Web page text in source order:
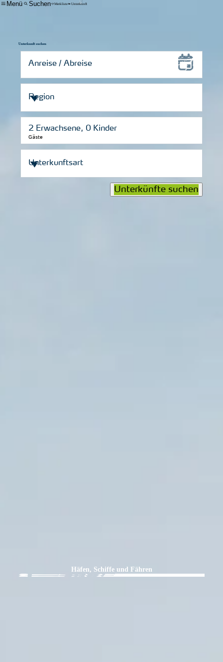
Menü Suchen Merkliste Unterkunft
Unterkunft suchen
Gäste
Unterkünfte suchen
Häfen, Schiffe und Fähren